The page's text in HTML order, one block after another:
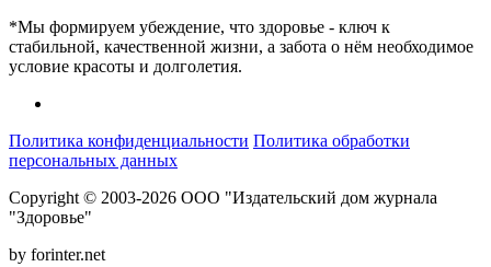
*Мы формируем убеждение, что здоровье - ключ к
стабильной, качественной жизни, а забота о нём необходимое
условие красоты и долголетия.
Политика конфиденциальности Политика обработки
персональных данных
Copyright © 2003-2026 ООО "Издательский дом журнала
"Здоровье"
by forinter.net